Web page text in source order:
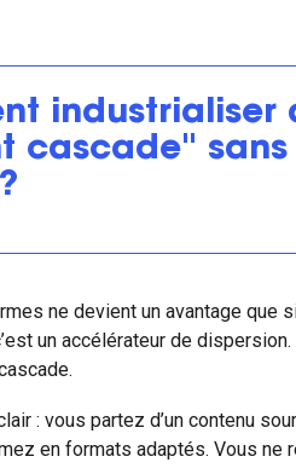
industrialiser
cascade"
ne devient un avantage que
un accélérateur de
: vous partez d’un contenu
en formats adaptés. Vous ne